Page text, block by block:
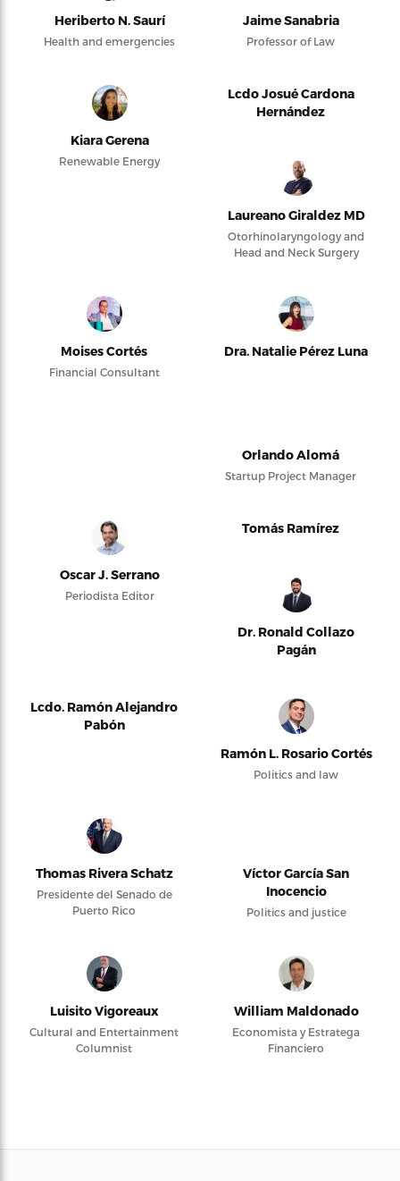
Heriberto N. Saurí
Health and emergencies
Jaime Sanabria
Professor of Law
Kiara Gerena
Renewable Energy
Lcdo Josué Cardona
Hernández
Laureano Giraldez MD
Otorhinolaryngology and
Head and Neck Surgery
Moises Cortés
Financial Consultant
Dra. Natalie Pérez Luna
Orlando Alomá
Startup Project Manager
Oscar J. Serrano
Periodista Editor
Tomás Ramírez
Dr. Ronald Collazo
Pagán
Lcdo. Ramón Alejandro
Pabón
Ramón L. Rosario Cortés
Politics and law
Thomas Rivera Schatz
Presidente del Senado de
Puerto Rico
Víctor García San
Inocencio
Politics and justice
Luisito Vigoreaux
Cultural and Entertainment
Columnist
William Maldonado
Economista y Estratega
Financiero